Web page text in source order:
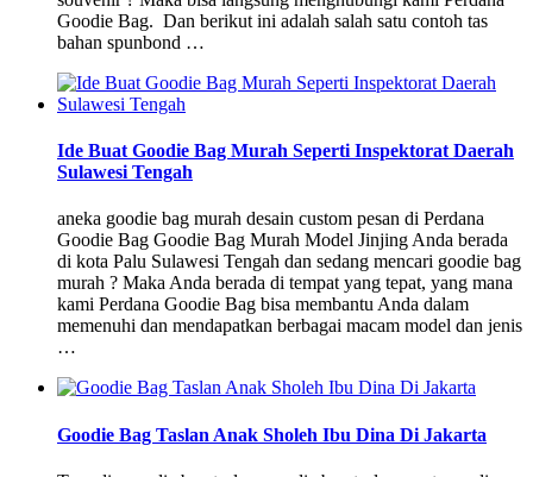
Goodie Bag. Dan berikut ini adalah salah satu contoh tas
bahan spunbond …
Ide Buat Goodie Bag Murah Seperti Inspektorat Daerah
Sulawesi Tengah
aneka goodie bag murah desain custom pesan di Perdana
Goodie Bag Goodie Bag Murah Model Jinjing Anda berada
di kota Palu Sulawesi Tengah dan sedang mencari goodie bag
murah ? Maka Anda berada di tempat yang tepat, yang mana
kami Perdana Goodie Bag bisa membantu Anda dalam
memenuhi dan mendapatkan berbagai macam model dan jenis
…
Goodie Bag Taslan Anak Sholeh Ibu Dina Di Jakarta